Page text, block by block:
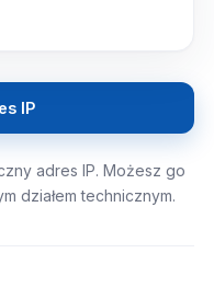
IP
adres IP. Możesz go
działem technicznym.